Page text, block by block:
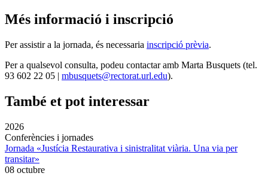
Més informació i inscripció
Per assistir a la jornada, és necessaria inscripció prèvia.
Per a qualsevol consulta, podeu contactar amb Marta Busquets (tel.
93 602 22 05 | mbusquets@rectorat.url.edu).
També et pot interessar
2026
Conferències i jornades
Jornada «Justícia Restaurativa i sinistralitat viària. Una via per
transitar»
08 octubre